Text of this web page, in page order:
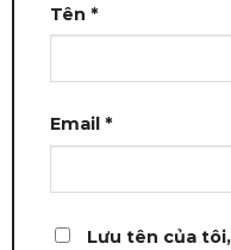
Tên *
Email *
Lưu tên của